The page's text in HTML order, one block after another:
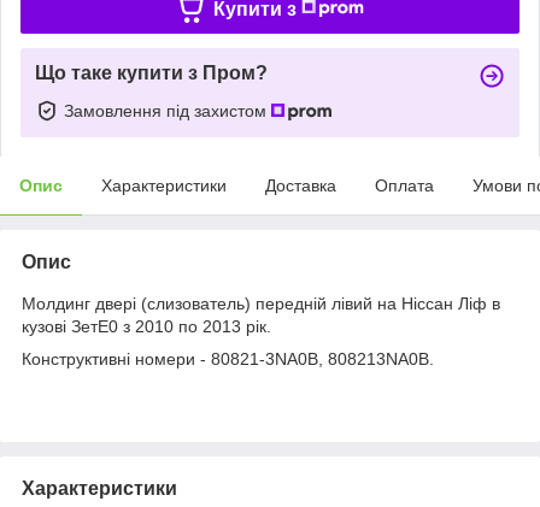
Купити з
Що таке купити з Пром?
Замовлення під захистом
Опис Характеристики Доставка Оплата Умови
Опис
Молдинг двері (слизователь) передній лівий на Ніссан Ліф в
кузові ЗетЕ0 з 2010 по 2013 рік.
Конструктивні номери - 80821-3NA0B, 808213NA0B.
Характеристики